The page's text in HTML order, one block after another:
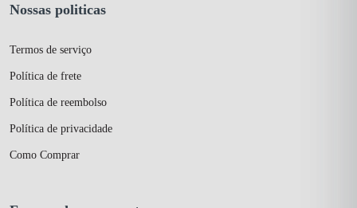
Nossas politicas
Termos de serviço
Política de frete
Política de reembolso
Política de privacidade
Como Comprar